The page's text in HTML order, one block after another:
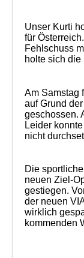
Unser Kurti
für
Fehlschuss
holte sich
Am Samstag
auf Grund
geschossen.
Leider
nicht
Die
neuen Ziel-
gestiegen.
der neuen
wirklich
kommenden